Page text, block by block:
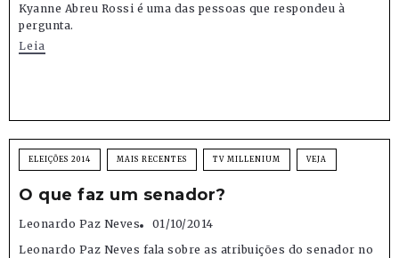
Kyanne Abreu Rossi é uma das pessoas que respondeu à
pergunta.
Leia
ELEIÇÕES 2014 MAIS RECENTES TV MILLENIUM VEJA
O que faz um senador?
Leonardo Paz Neves
01/10/2014
Leonardo Paz Neves fala sobre as atribuições do senador no